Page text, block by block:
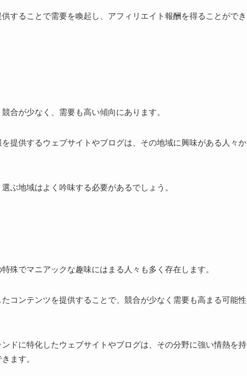
することで需要を喚起し、アフィリエイト報酬を得ることができ
合が少なく、需要も高い傾向にあります。
提供するウェブサイトやブログは、その地域に興味がある人々か
ぶ地域はよく吟味する必要があるでしょう。
殊でマニアックな趣味にはまる人々も多く存在します。
コンテンツを提供することで、競合が少なく需要も高まる可能性
ドに特化したウェブサイトやブログは、その分野に強い情熱を持
ます。